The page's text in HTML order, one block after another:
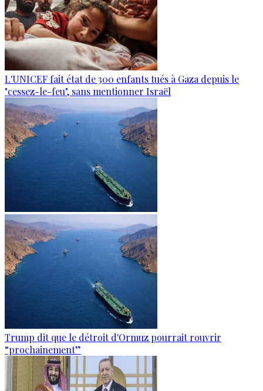
L'UNICEF fait état de 300 enfants tués à Gaza depuis le
"cessez-le-feu", sans mentionner Israël
Trump dit que le détroit d'Ormuz pourrait rouvrir
“prochainement”